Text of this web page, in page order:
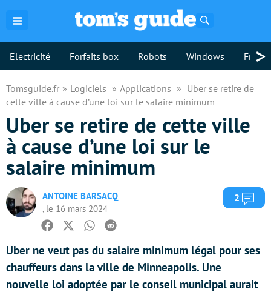
Electricité Forfaits box Robots Windows >
Tomsguide.fr Logiciels Applications
Uber se retire de
cette ville à cause d’une loi sur le salaire minimum
Uber se retire de cette ville
à cause d’une loi sur le
salaire minimum
ANTOINE BARSACQ
, le 16 mars 2024
2
Facebook
TwitterWhatsapp
Reddit
Uber ne veut pas du salaire minimum légal pour ses
chauffeurs dans la ville de Minneapolis. Une
nouvelle loi adoptée par le conseil municipal aurait